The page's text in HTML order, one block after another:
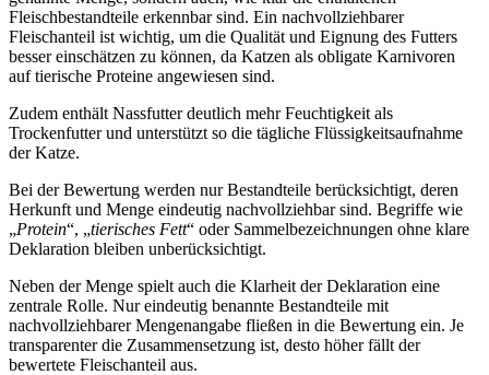
Fleischbestandteile erkennbar sind. Ein nachvollziehbarer
Fleischanteil ist wichtig, um die Qualität und Eignung des Futters
besser einschätzen zu können, da Katzen als obligate Karnivoren
auf tierische Proteine angewiesen sind.
Zudem enthält Nassfutter deutlich mehr Feuchtigkeit als
Trockenfutter und unterstützt so die tägliche Flüssigkeitsaufnahme
der Katze.
Bei der Bewertung werden nur Bestandteile berücksichtigt, deren
Herkunft und Menge eindeutig nachvollziehbar sind. Begriffe wie
„Protein“, „tierisches Fett“ oder Sammelbezeichnungen ohne klare
Deklaration bleiben unberücksichtigt.
Neben der Menge spielt auch die Klarheit der Deklaration eine
zentrale Rolle. Nur eindeutig benannte Bestandteile mit
nachvollziehbarer Mengenangabe fließen in die Bewertung ein. Je
transparenter die Zusammensetzung ist, desto höher fällt der
bewertete Fleischanteil aus.